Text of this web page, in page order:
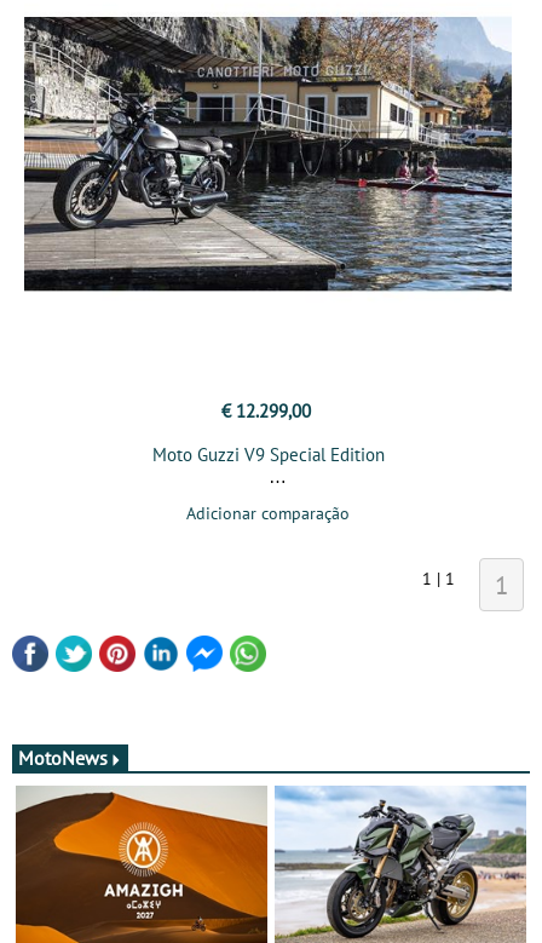
€ 12.299,00
Moto Guzzi V9 Special Edition
Adicionar comparação
1 | 1 1
MotoNews